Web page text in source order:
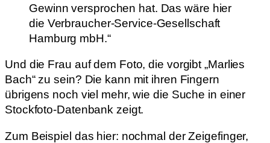
Gewinn versprochen hat. Das wäre hier
die Verbraucher-Service-Gesellschaft
Hamburg mbH.“
Und die Frau auf dem Foto, die vorgibt „Marlies
Bach“ zu sein? Die kann mit ihren Fingern
übrigens noch viel mehr, wie die Suche in einer
Stockfoto-Datenbank zeigt.
Zum Beispiel das hier: nochmal der Zeigefinger,